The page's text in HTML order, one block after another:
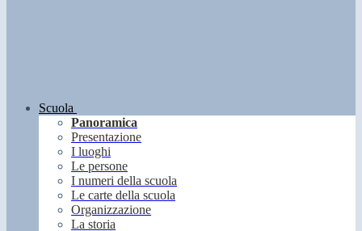
Scuola
Panoramica
Presentazione
I luoghi
Le persone
I numeri della scuola
Le carte della scuola
Organizzazione
La storia